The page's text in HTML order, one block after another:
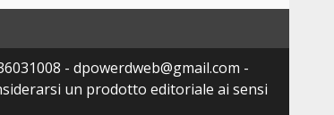
- dpowerdweb@gmail.com -
un prodotto editoriale ai sensi